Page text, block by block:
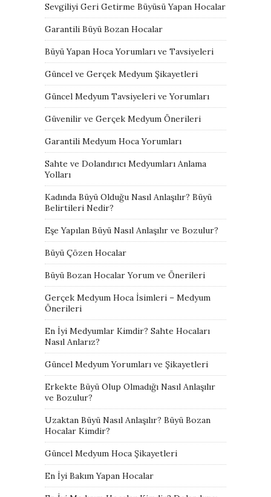
Sevgiliyi Geri Getirme Büyüsü Yapan Hocalar
Garantili Büyü Bozan Hocalar
Büyü Yapan Hoca Yorumları ve Tavsiyeleri
Güncel ve Gerçek Medyum Şikayetleri
Güncel Medyum Tavsiyeleri ve Yorumları
Güvenilir ve Gerçek Medyum Önerileri
Garantili Medyum Hoca Yorumları
Sahte ve Dolandırıcı Medyumları Anlama
Yolları
Kadında Büyü Olduğu Nasıl Anlaşılır? Büyü
Belirtileri Nedir?
Eşe Yapılan Büyü Nasıl Anlaşılır ve Bozulur?
Büyü Çözen Hocalar
Büyü Bozan Hocalar Yorum ve Önerileri
Gerçek Medyum Hoca İsimleri – Medyum
Önerileri
En İyi Medyumlar Kimdir? Sahte Hocaları
Nasıl Anlarız?
Güncel Medyum Yorumları ve Şikayetleri
Erkekte Büyü Olup Olmadığı Nasıl Anlaşılır
ve Bozulur?
Uzaktan Büyü Nasıl Anlaşılır? Büyü Bozan
Hocalar Kimdir?
Güncel Medyum Hoca Şikayetleri
En İyi Bakım Yapan Hocalar